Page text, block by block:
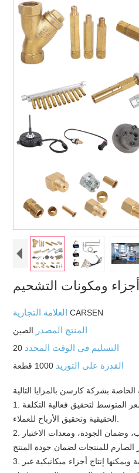
أجزاء ومكونات التشحيم
العلامة التجاريةCARSEN
المنتج المصدر الصين
التسليم في الوقت المحدد 20
القدرة على التوريد 1000 قطعة
1. في المصنع الفعلي، اطرح السعر المتوسط ​​لتحقيق فعالية التكلفة
2. التسليم في الوقت المناسب، وضمان الجودة، ومعدات الاختبار
3. تتمتع شركتنا بخبرة معالجة غنية ويمكنها إنتاج أجزاء ميكانيكية غير